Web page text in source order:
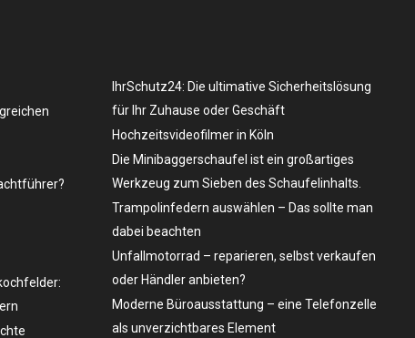
IhrSchutz24: Die ultimative Sicherheitslösung
für Ihr Zuhause oder Geschäft
Hochzeitsvideofilmer in Köln
Die Minibaggerschaufel ist ein großartiges
Werkzeug zum Sieben des Schaufelinhalts.
Trampolinfedern auswählen – Das sollte man
dabei beachten
Unfallmotorrad – reparieren, selbst verkaufen
oder Händler anbieten?
Moderne Büroausstattung – eine Telefonzelle
als unverzichtbares Element